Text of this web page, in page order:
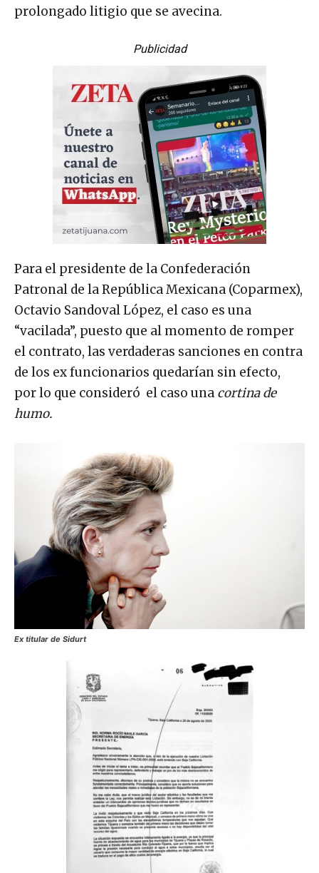
prolongado litigio que se avecina.
Publicidad
Para el presidente de la Confederación
Patronal de la República Mexicana (Coparmex),
Octavio Sandoval López, el caso es una
“vacilada”, puesto que al momento de romper
el contrato, las verdaderas sanciones en contra
de los ex funcionarios quedarían sin efecto,
por lo que consideró el caso una cortina de
humo.
Ex titular de Sidurt